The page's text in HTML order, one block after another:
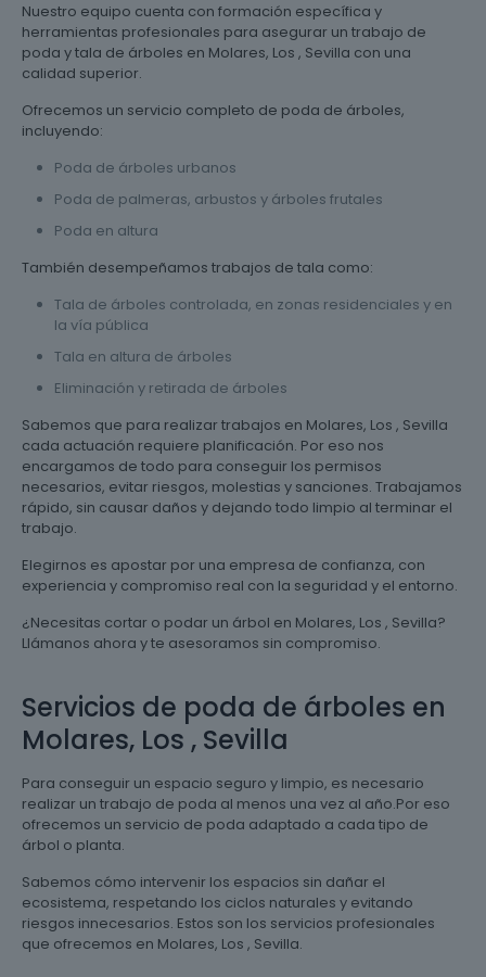
Nuestro equipo cuenta con formación específica y
herramientas profesionales para asegurar un trabajo de
poda y tala de árboles en Molares, Los , Sevilla con una
calidad superior.
Ofrecemos un servicio completo de poda de árboles,
incluyendo:
Poda de árboles urbanos
Poda de palmeras, arbustos y árboles frutales
Poda en altura
También desempeñamos trabajos de tala como:
Tala de árboles controlada, en zonas residenciales y en
la vía pública
Tala en altura de árboles
Eliminación y retirada de árboles
Sabemos que para realizar trabajos en Molares, Los , Sevilla
cada actuación requiere planificación. Por eso nos
encargamos de todo para conseguir los permisos
necesarios, evitar riesgos, molestias y sanciones. Trabajamos
rápido, sin causar daños y dejando todo limpio al terminar el
trabajo.
Elegirnos es apostar por una empresa de confianza, con
experiencia y compromiso real con la seguridad y el entorno.
¿Necesitas cortar o podar un árbol en Molares, Los , Sevilla?
Llámanos ahora y te asesoramos sin compromiso.
Servicios de poda de árboles en
Molares, Los , Sevilla
Para conseguir un espacio seguro y limpio, es necesario
realizar un trabajo de poda al menos una vez al año.Por eso
ofrecemos un servicio de poda adaptado a cada tipo de
árbol o planta.
Sabemos cómo intervenir los espacios sin dañar el
ecosistema, respetando los ciclos naturales y evitando
riesgos innecesarios. Estos son los servicios profesionales
que ofrecemos en Molares, Los , Sevilla.